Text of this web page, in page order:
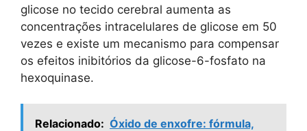
glicose no tecido cerebral aumenta as
concentrações intracelulares de glicose em 50
vezes e existe um mecanismo para compensar
os efeitos inibitórios da glicose-6-fosfato na
hexoquinase.
Relacionado: Óxido de enxofre: fórmula,